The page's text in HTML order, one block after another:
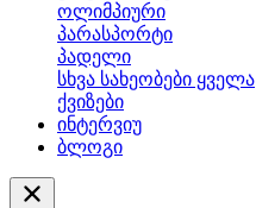
ოლიმპიური
პარასპორტი
პადელი
სხვა სახეობები ყველა
ქვიზები
ინტერვიუ
ბლოგი